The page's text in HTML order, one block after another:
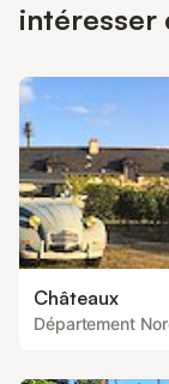
intéresser
Châteaux
Département